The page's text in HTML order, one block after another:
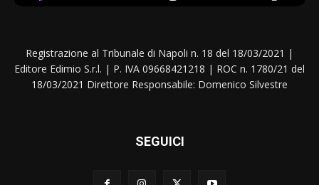
Registrazione al Tribunale di Napoli n. 18 del 18/03/2021 |
Editore Edimio S.r.l. | P. IVA 09668421218 | ROC n. 1780/21 del
18/03/2021 Direttore Responsabile: Domenico Silvestre
SEGUICI